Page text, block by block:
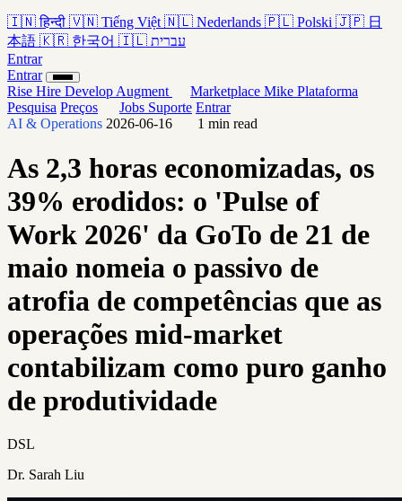
🇮🇳 हिन्दी 🇻🇳 Tiếng Việt 🇳🇱 Nederlands 🇵🇱 Polski 🇯🇵 日
本語 🇰🇷 한국어 🇮🇱 עברית
Entrar
Entrar
Rise Hire Develop Augment Marketplace Mike Plataforma
Pesquisa Preços Jobs Suporte Entrar
AI & Operations 2026-06-16 1 min read
As 2,3 horas economizadas, os
39% erodidos: o 'Pulse of
Work 2026' da GoTo de 21 de
maio nomeia o passivo de
atrofia de competências que as
operações mid-market
contabilizam como puro ganho
de produtividade
DSL
Dr. Sarah Liu